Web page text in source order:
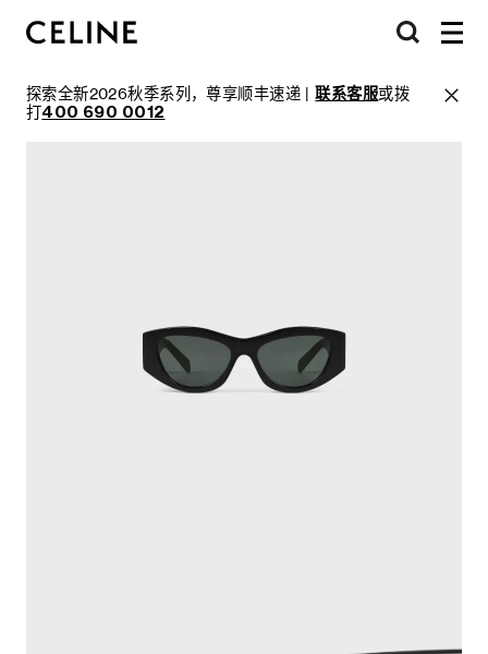
探索全新2026秋季系列，尊享顺丰速递 |联系客服或拨
打400 690 0012